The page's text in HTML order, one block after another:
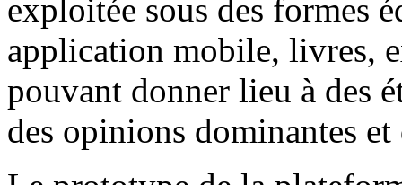
exploitée sous des formes
application mobile, livres,
pouvant donner lieu à des
des opinions dominantes